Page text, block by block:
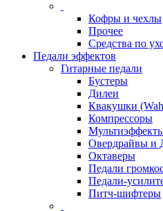
Кофры и чехлы
Прочее
Средства по
Педали эффектов
Гитарные педали
Бустеры
Дилеи
Квакушки
Компрессоры
Овердрайвы и
Октаверы
Педали
Педали-
Питч-шифтеры